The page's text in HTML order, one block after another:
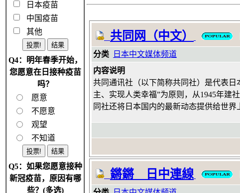
日本疫苗
中国疫苗
其他
Q4：明年春季开始，
您愿意在日接种疫苗
吗？
愿意
不愿意
观望
不知道
Q5：如果您愿意接种
新冠疫苗，原因有哪
些？(多选)
共同网（中文）
分类
日本中文媒体频道
内容说明
共同通讯社（以下简称共同社）是代表
主、实现人类幸福”为原则，从1945年建
同社还将日本国内的最新动态提供给世
鏘鏘 日中連線